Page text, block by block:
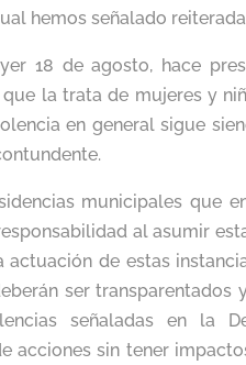
hemos señalado
18 de agosto, hace
la trata de mujeres y
en general sigue
municipales que
al asumir
de estas
ser transparentados
señaladas en la
acciones sin tener